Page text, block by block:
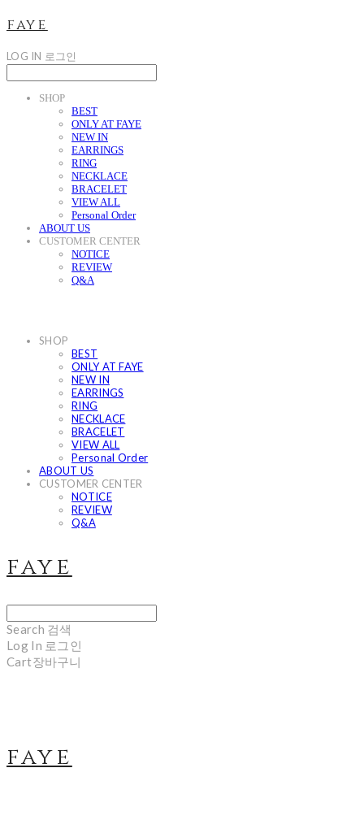
faye
LOG IN 로그인
SHOP
BEST
ONLY AT FAYE
NEW IN
EARRINGS
RING
NECKLACE
BRACELET
VIEW ALL
Personal Order
ABOUT US
CUSTOMER CENTER
NOTICE
REVIEW
Q&A
SHOP
BEST
ONLY AT FAYE
NEW IN
EARRINGS
RING
NECKLACE
BRACELET
VIEW ALL
Personal Order
ABOUT US
CUSTOMER CENTER
NOTICE
REVIEW
Q&A
faye
Search 검색
Log In 로그인
Cart장바구니
faye